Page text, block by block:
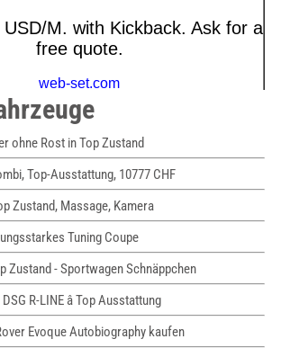
ohne Rost in Top Zustand
Top-Ausstattung, 10777 CHF
Zustand, Massage, Kamera
Tuning Coupe
Zustand - Sportwagen Schnäppchen
R-LINE â Top Ausstattung
Evoque Autobiography kaufen